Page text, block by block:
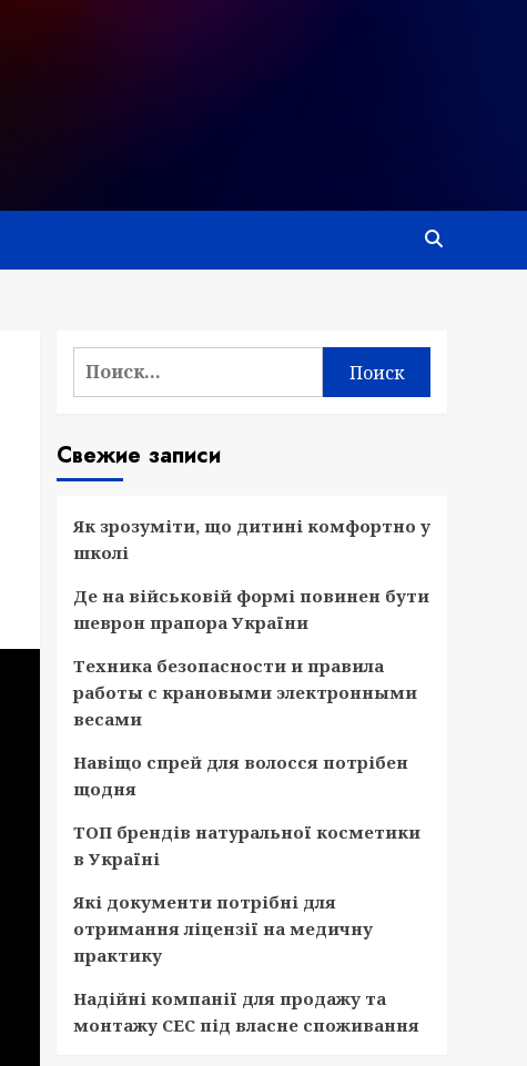
Найти:
Свежие записи
Як зрозуміти, що дитині комфортно у
школі
Де на військовій формі повинен бути
шеврон прапора України
Техника безопасности и правила
работы с крановыми электронными
весами
Навіщо спрей для волосся потрібен
щодня
ТОП брендів натуральної косметики
в Україні
Які документи потрібні для
отримання ліцензії на медичну
практику
Надійні компанії для продажу та
монтажу СЕС під власне споживання